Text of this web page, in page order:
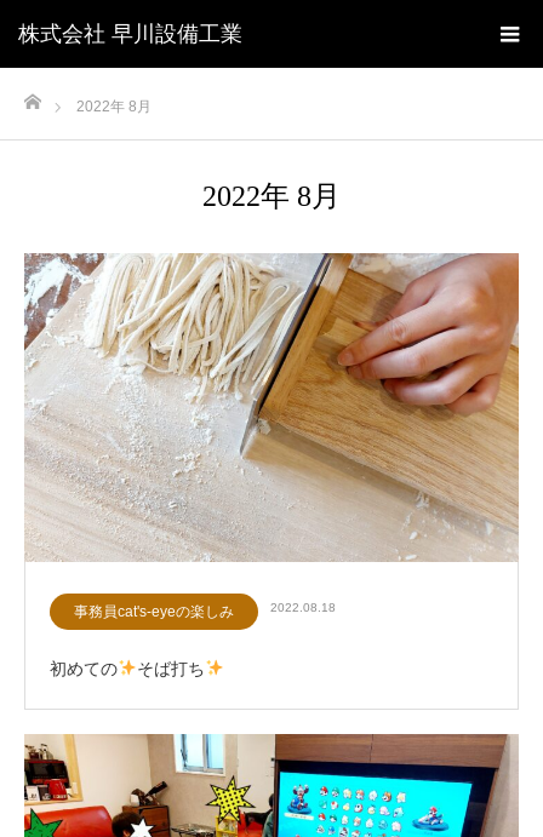
株式会社 早川設備工業
2022年 8月
2022年 8月
事務員cat's-eyeの楽しみ 2022.08.18
初めての そば打ち